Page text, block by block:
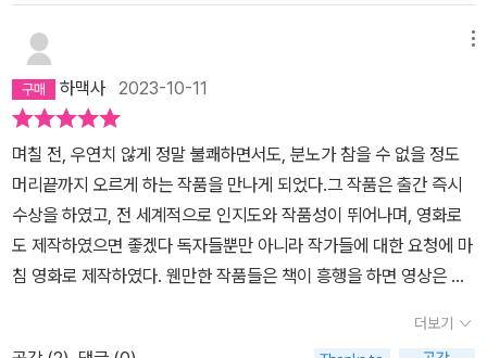
연한 이야기였습니다.​그렇지만 이 이야기를 하고, 또 하고, 되풀이할
때마다 나는 고통스럽다. 단 한 번만으로도 충분했으니까. 그때도 단
한 번으로 충분하지 않았던가? 하지만 나는 이 서글프고 굶주리고 황
폐하고 절뚝거리고 사지가 절단된 이야기를 계속하려 한다. 왜냐하면
그래도 나는 이야기를 당신에게 들려주고 싶기 때문이다. 만에 하나
기회가 닿는다면, 미래에든 천국에서든 감옥에서든 지하에서든 다른
어떤 곳에서라도 당신을 만나거나, 당신이 탈출했을 때 내가 당신의
이야기를 들어줄 테니까. 미래, 천국, 감옥, 지하, 거기가 어디든 여기
가 아닐 것은 분명하다. 무슨 이야기라도 털어놓다 보면, 적어도 당신
이 존재한다는 것을, 거기 있어서 내 말을 듣고 있다는 것을, 구체적인
사실로 믿을 수 있다. 이 이야기를 당신한테 털어놓음으로써, 당신이
별하지 않는 상황을 묘사하는 데에서 고수의 탁월함이 돋보인다. 단
한 권만 읽었을 뿐인데, 저자 이름이 가려진 숱한 글 속에서 나는 마거
운 작품이다. 그러나, 작품성과 별개로 나는 이 작품을 읽는 내내 불편
했다. 한두 차례 그만둘까 생각도 했었다. 저자 특유의 절제된 문장으
로 표현되는 여성들의 비참함 때문에 그랬고, 비록 허구이지만 가부
장제와 근본주의 기독교, 그리고 전체주의 사회의 뿌리 깊은 폭력과
거짓 영성 때문에도 그랬다. 남성이자 기독교인이라면 과연 이 작품
을 읽고 나처럼 불편해하지 않을 독자가 있을까 싶다. 일인칭 주인공
시점으로 서술된 이 작품은 ‘길리어드’라는, 쿠데타로 세워진 가상의
전체주의 국가에서 ‘시녀’로 살아가다 극적으로 탈출에 성공한 한 여
성의 기록으로 읽히게 되어 있다 (시녀는 씨받이로 생각하면 된다).
하맥사 2023-10-11
며칠 전, 우연치 않게 정말 불쾌하면서도, 분노가 참을 수 없을 정도
머리끝까지 오르게 하는 작품을 만나게 되었다.그 작품은 출간 즉시
수상을 하였고, 전 세계적으로 인지도와 작품성이 뛰어나며, 영화로
도 제작하였으면 좋겠다 독자들뿐만 아니라 작가들에 대한 요청에 마
침 영화로 제작하였다. 웬만한 작품들은 책이 흥행을 하면 영상은 잘
도를 얻었고, 심지어는 후속을 기다린다는 이야기 전해지기도 하였
더보기